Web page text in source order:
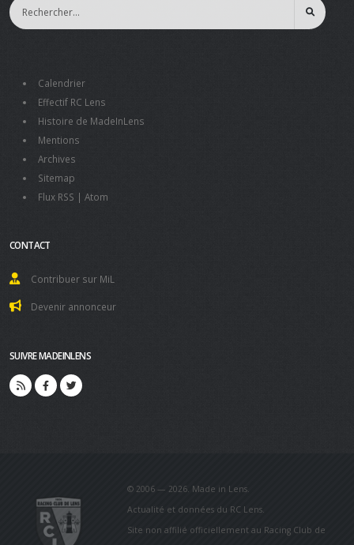
Calendrier
Effectif RC Lens
Histoire de MadeInLens
Mentions
Archives
Sitemap
Flux RSS | Atom
CONTACT
Contribuer sur MiL
Devenir annonceur
SUIVRE MADEINLENS
© 2006 — 2026. Made in Lens.
Actualité et données du RC Lens.
Site non affilié officiellement au Racing Club de